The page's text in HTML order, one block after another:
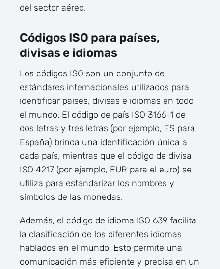
del sector aéreo.
Códigos ISO para países,
divisas e idiomas
Los códigos ISO son un conjunto de
estándares internacionales utilizados para
identificar países, divisas e idiomas en todo
el mundo. El código de país ISO 3166-1 de
dos letras y tres letras (por ejemplo, ES para
España) brinda una identificación única a
cada país, mientras que el código de divisa
ISO 4217 (por ejemplo, EUR para el euro) se
utiliza para estandarizar los nombres y
símbolos de las monedas.
Además, el código de idioma ISO 639 facilita
la clasificación de los diferentes idiomas
hablados en el mundo. Esto permite una
comunicación más eficiente y precisa en un